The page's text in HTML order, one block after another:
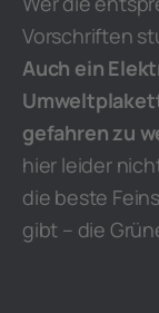
Vorschriften
Auch ein
gefahren zu
hier leider
die beste
gibt – die